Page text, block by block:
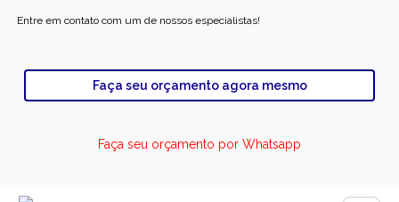
Entre em contato com um de nossos especialistas!
Faça seu orçamento agora mesmo
Faça seu orçamento por Whatsapp